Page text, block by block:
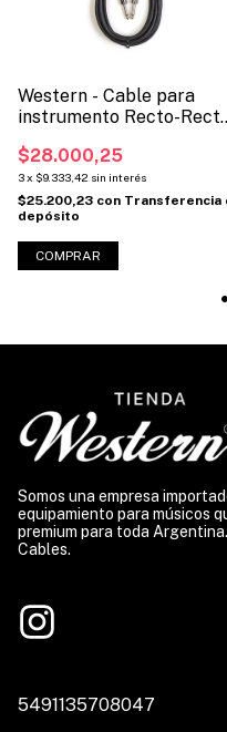
Western - Cable para
instrumento Recto-
$28.000,25
3x $9.333,42 sin interés
$25.200,23 con Transferencia
depósito
COMPRAR
Somos una empresa
equipamiento para músicos
premium para toda
Cables.
5491135708047